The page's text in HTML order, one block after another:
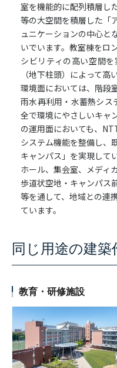
室を機能的に配列積層し
等の大空間を積層した「
ュニケーションの中心と
いでいます。教室棟をロ
シビリティの高い空間
（地下柱頭）によって高
環境面においては、階段
雨水再利用・水蓄熱シス
全で環境にやさしいキャ
の運用面においても、
システム機能を整備し、
キャンパス」を実現して
ホール、集会室、メディ
歩道状空地・キャンパス
等を通して、地域との連
ています。
同じ用途の建築
教育・研修施設